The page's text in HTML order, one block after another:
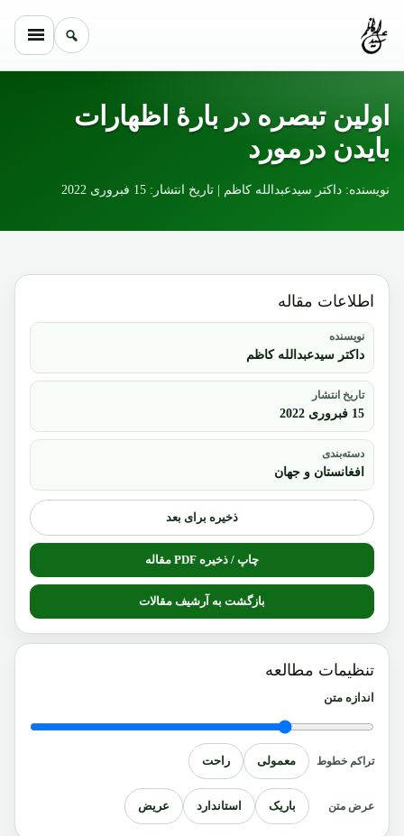
اولین تبصره در بارۀ اظهارات
بایدن درمورد
نویسنده: داکتر سیدعبدالله کاظم | تاریخ انتشار: 15 فبروری 2022
اطلاعات مقاله
نویسنده
داکتر سیدعبدالله کاظم
تاریخ انتشار
15 فبروری 2022
دسته‌بندی
افغانستان و جهان
ذخیره برای بعد
چاپ / ذخیره PDF مقاله
بازگشت به آرشیف مقالات
تنظیمات مطالعه
اندازه متن
تراکم خطوط معمولی راحت
عرض متن باریک استاندارد عریض